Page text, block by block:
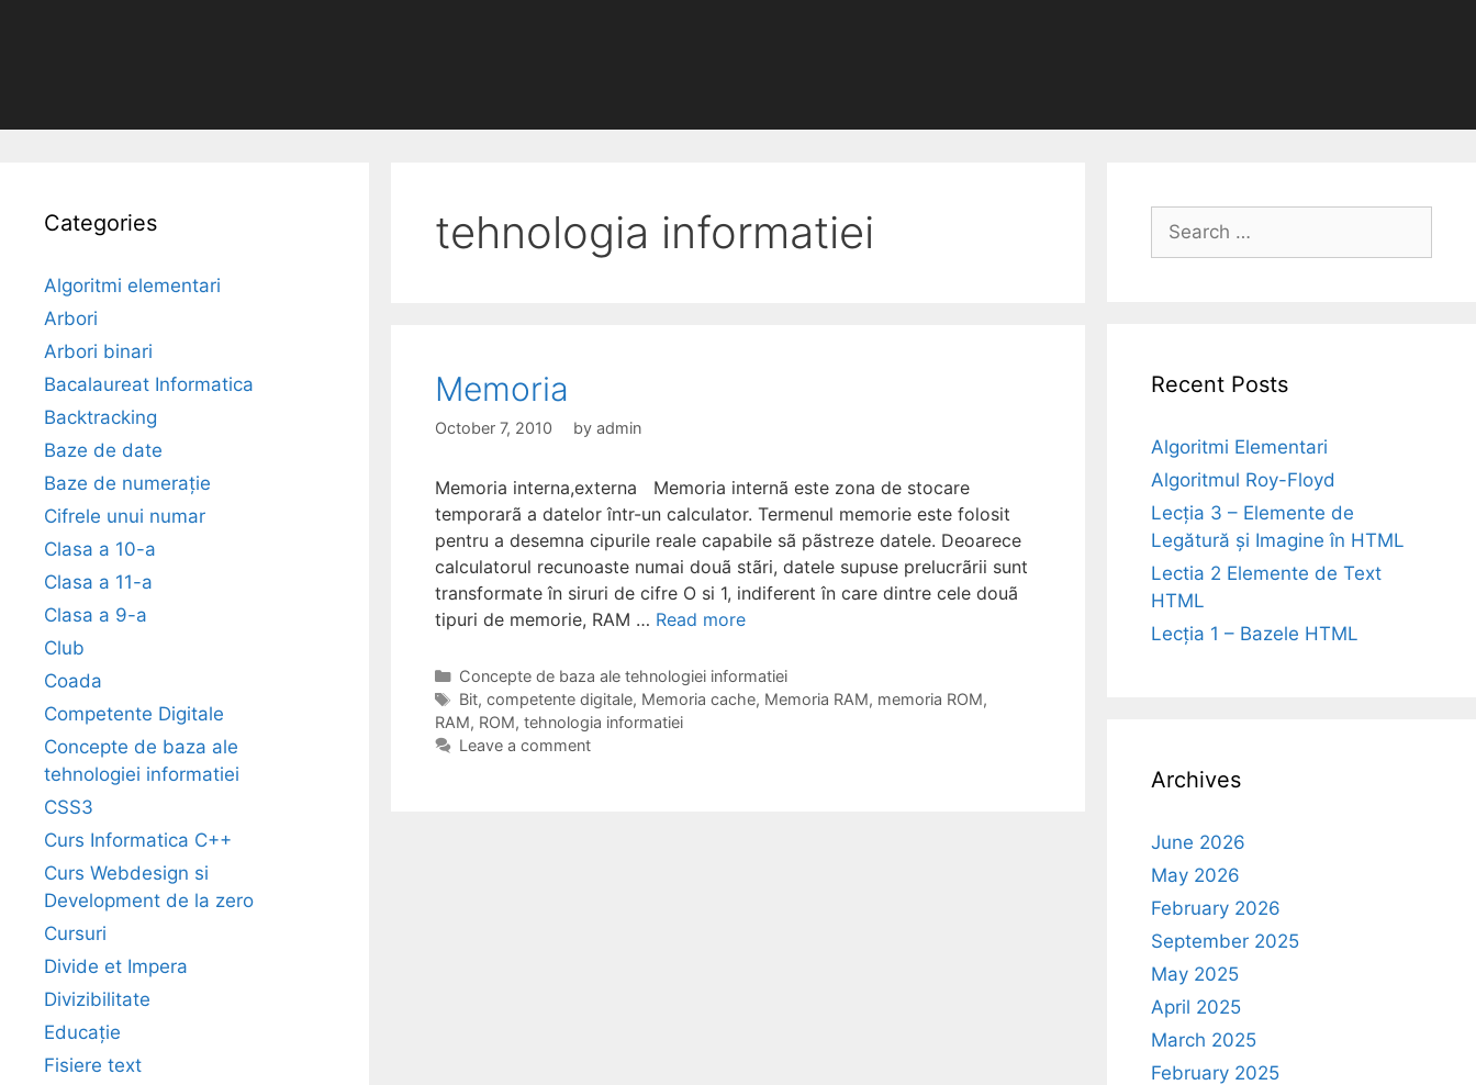
tehnologia informatiei
Memoria
October 7, 2010 by admin
Memoria interna,externa Memoria internã este zona de stocare
temporarã a datelor într-un calculator. Termenul memorie este folosit
pentru a desemna cipurile reale capabile sã pãstreze datele. Deoarece
calculatorul recunoaste numai douã stãri, datele supuse prelucrãrii sunt
transformate în siruri de cifre O si 1, indiferent în care dintre cele douã
tipuri de memorie, RAM … Read more
Categories
Concepte de baza ale tehnologiei informatiei
Tags
Bit, competente digitale, Memoria cache, Memoria RAM, memoria ROM,
RAM, ROM, tehnologia informatiei
Leave a comment
Categories
Algoritmi elementari
Arbori
Arbori binari
Bacalaureat Informatica
Backtracking
Baze de date
Baze de numerație
Cifrele unui numar
Clasa a 10-a
Clasa a 11-a
Clasa a 9-a
Club
Coada
Competente Digitale
Concepte de baza ale
tehnologiei informatiei
CSS3
Curs Informatica C++
Curs Webdesign si
Development de la zero
Cursuri
Divide et Impera
Divizibilitate
Educație
Fisiere text
Search
for:
Recent Posts
Algoritmi Elementari
Algoritmul Roy-Floyd
Lecția 3 – Elemente de
Legătură și Imagine în HTML
Lectia 2 Elemente de Text
HTML
Lecția 1 – Bazele HTML
Archives
June 2026
May 2026
February 2026
September 2025
May 2025
April 2025
March 2025
February 2025